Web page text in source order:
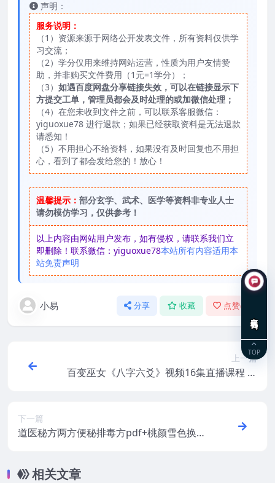
声明：
服务说明：
（1）资源来源于网络公开发表文件，所有资料仅供学
习交流；
（2）学分仅用来维持网站运营，性质为用户友情赞
助，并非购买文件费用（1元=1学分）；
（3） 如遇百度网盘分享链接失效，可以在链接显示下
方提交工单，管理员都会及时处理的或加微信处理；
（4）在您未收到文件之前，可以联系客服微信：
yiguoxue78 进行退款；如果已经获取资料是无法退款
请悉知！
（5）不用担心不给资料，如果没有及时回复也不用担
心，看到了都会发给您的！放心！
温馨提示： 部分玄学、武术、医学等资料非专业人士
请勿模仿学习，仅供参考！
以上内容由网站用户发布，如有侵权，请联系我们立
即删除！联系微信：yiguoxue78本站所有内容适用本
站免责声明
小易 分享 收藏 点赞(
上一篇
百变巫女《八字六爻》视频16集直播课程 百
下一篇
道医秘方两方便秘排毒方pdf+桃颜雪色换容
相关文章
TOP